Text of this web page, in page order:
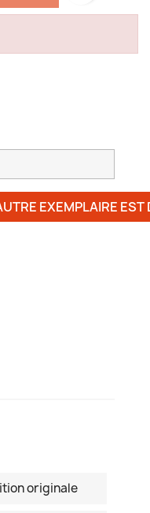
EXEMPLAIRE EST
originale